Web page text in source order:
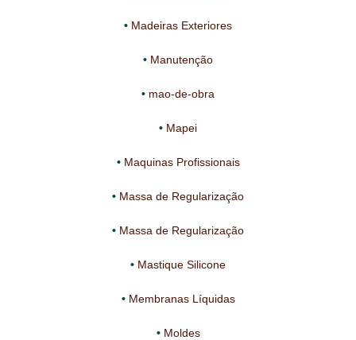
Madeiras Exteriores
Manutenção
mao-de-obra
Mapei
Maquinas Profissionais
Massa de Regularização
Massa de Regularização
Mastique Silicone
Membranas Líquidas
Moldes